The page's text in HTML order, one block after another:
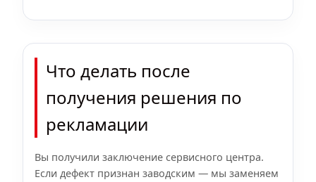
Что делать после
получения решения по
рекламации
Вы получили заключение сервисного центра.
Если дефект признан заводским — мы заменяем